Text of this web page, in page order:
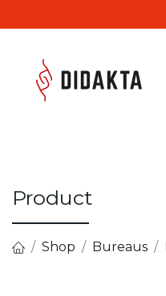
Product
Shop Bureaus